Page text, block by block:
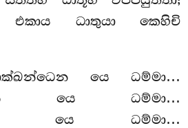
එකාය ධාතුයා කෙහිචි
යෙ ධම්මා…
යෙ ධම්මා…
යෙ ධම්මා…